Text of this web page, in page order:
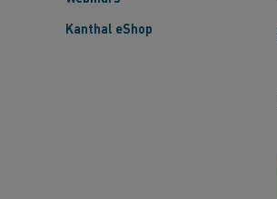
Kanthal eShop